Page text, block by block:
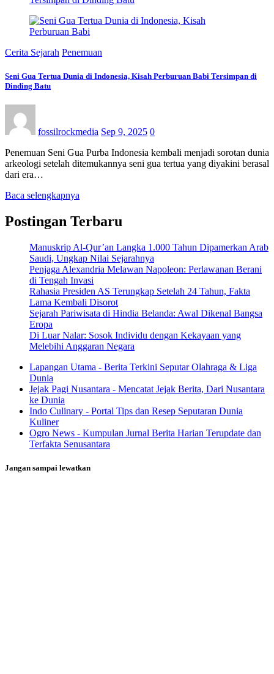
Cerita Sejarah Penemuan
Seni Gua Tertua Dunia di Indonesia, Kisah Perburuan Babi Tersimpan di
Dinding Batu
fossilrockmedia Sep 9, 2025 0
Penemuan Seni Gua Purba Indonesia kembali menjadi sorotan dunia
arkeologi setelah ditemukannya seni gua tertua yang diyakini berasal
dari era…
Baca selengkapnya
Postingan Terbaru
Manuskrip Al-Qur’an Langka 1.000 Tahun Dipamerkan Arab
Saudi, Ungkap Nilai Sejarahnya
Penjaga Alexandria Melawan Napoleon: Perlawanan Berani
di Tengah Invasi
Rahasia Presiden AS Terungkap Setelah 24 Tahun, Fakta
Lama Kembali Disorot
Sejarah Pariwisata di Hindia Belanda: Awal Dikenal Bangsa
Eropa
Di Luar Nalar: Sosok Individu dengan Kekayaan yang
Melebihi Anggaran Negara
Lapangan Utama - Berita Terkini Seputar Olahraga & Liga
Dunia
Jejak Pagi Nusantara - Mencatat Jejak Berita, Dari Nusantara
ke Dunia
Indo Culinary - Portal Tips dan Resep Seputaran Dunia
Kuliner
Ogro News - Kumpulan Jurnal Berita Harian Terupdate dan
Terfakta Senusantara
Jangan sampai lewatkan